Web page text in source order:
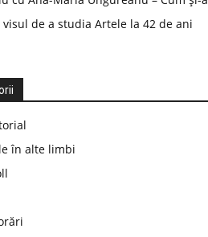
de a studia Artele la 42 de ani
în alte limbi